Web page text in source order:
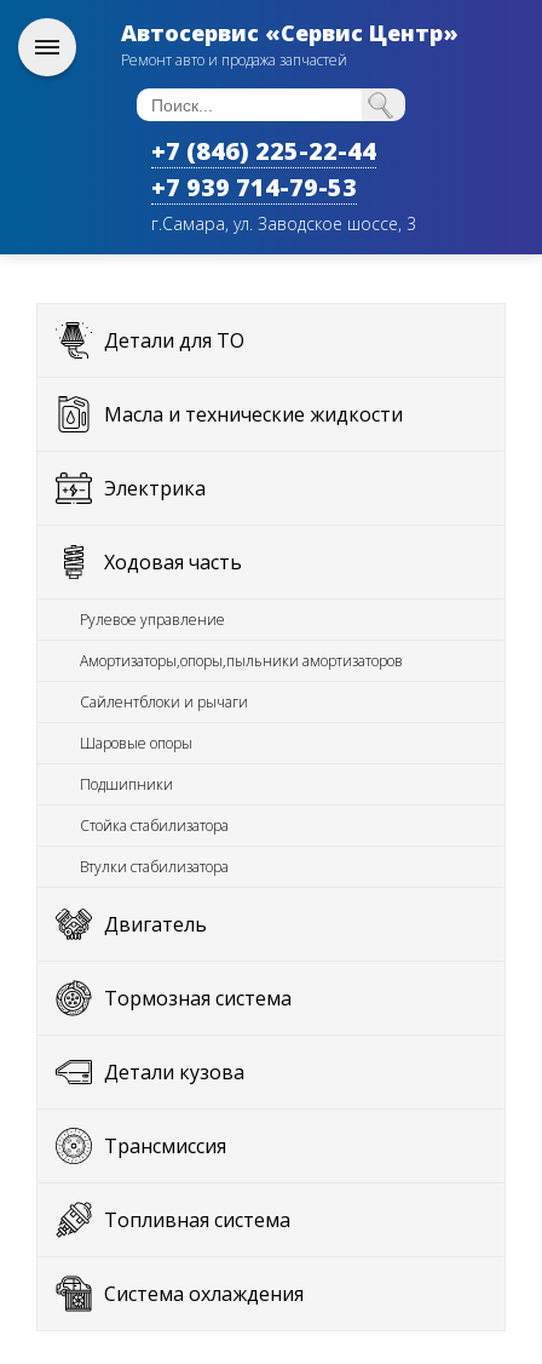
Автосервис «Сервис Центр»
Ремонт авто и продажа запчастей
+7 (846) 225-22-44
+7 939 714-79-53
г.Самара, ул. Заводское шоссе, 3
Детали для ТО
Масла и технические жидкости
Электрика
Ходовая часть
Рулевое управление
Амортизаторы,опоры,пыльники амортизаторов
Сайлентблоки и рычаги
Шаровые опоры
Подшипники
Стойка стабилизатора
Втулки стабилизатора
Двигатель
Тормозная система
Детали кузова
Трансмиссия
Топливная система
Система охлаждения